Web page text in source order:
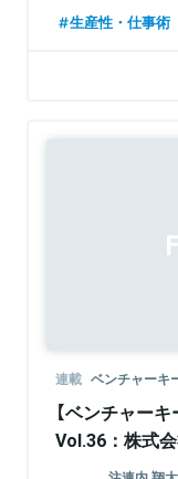
生産性・仕事術
連載 ベンチャーキ
【ベンチャー
Vol.36：株式